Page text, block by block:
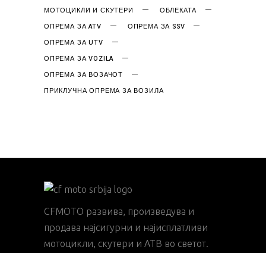
МОТОЦИКЛИ И СКУТЕРИ
ОБЛЕКАТА
ОПРЕМА ЗА ATV
ОПРЕМА ЗА SSV
ОПРЕМА ЗА UTV
ОПРЕМА ЗА VOZILA
ОПРЕМА ЗА ВОЗАЧОТ
ПРИКЛУЧНА ОПРЕМА ЗА ВОЗИЛА
CFMOTO развива, произведува и
продава најсигурни и најисплатливи
мотоцикли, скутери и АТВ во светот.